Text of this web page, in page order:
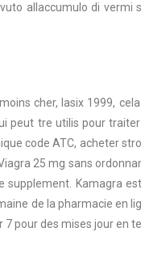
allaccumulo di
cher, lasix 1999,
tre utilis pour
code ATC, acheter
25 mg sans
Kamagra
de la pharmacie en
pour des mises jour en